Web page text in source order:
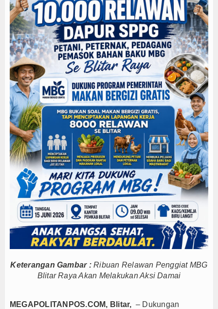
Persib Gagal Juara, Ateng Sutisna Ajak
Bupati Majalengka Ajak Ribuan Bobotoh Doakan
Ateng Sutisna Satukan Ribuan Bobotoh, Nobar
SIAL Food & Drinks Indonesia 2026 Perkuat
Kapolres Majalengka Ajak Bobotoh Junjung
Munjirin Panen Padi Ciherang di Cakung, Urban
PTPN I Ubah Aset Jadi Mesin Pertumbuhan,
Interupsi PDIP Warnai Paripurna APBD
Bupati Majalengka Beberkan Hasil Paripurna
APBD Majalengka 2026 Naik Jadi Rp 3,14 Triliun,
Persib Gagal Juara, Ateng Sutisna Ajak
Bupati Majalengka Ajak Ribuan Bobotoh
Ateng Sutisna Satukan Ribuan Bobotoh, Nobar
SIAL Food & Drinks Indonesia 2026 Perkuat
Kapolres Majalengka Ajak Bobotoh Junjung
Munjirin Panen Padi Ciherang di Cakung, Urban
PTPN I Ubah Aset Jadi Mesin Pertumbuhan,
Interupsi PDIP Warnai Paripurna APBD
Keterangan Gambar :Ribuan Relawan Penggiat MBG
Blitar Raya Akan Melakukan Aksi Damai
MEGAPOLITANPOS.COM, Blitar, – Dukungan